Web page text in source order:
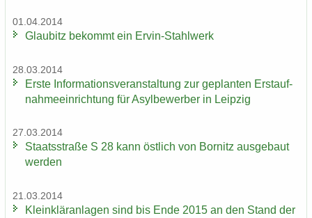
01.04.2014
Glau­bitz be­kommt ein Ervin-​Stahlwerk
28.03.2014
Erste In­for­ma­ti­ons­ver­an­stal­tung zur ge­plan­ten Erst­auf­
nah­me­ein­rich­tung für Asyl­be­wer­ber in Leip­zig
27.03.2014
Staats­stra­ße S 28 kann öst­lich von Bor­nitz aus­ge­baut
wer­den
21.03.2014
Klein­klär­an­la­gen sind bis Ende 2015 an den Stand der